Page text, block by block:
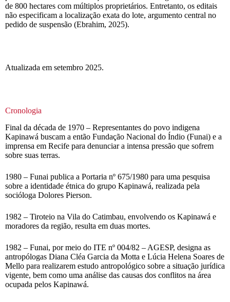
de 800 hectares com múltiplos proprietários. Entretanto, os editais
não especificam a localização exata do lote, argumento central no
pedido de suspensão (Ebrahim, 2025).
Atualizada em setembro 2025.
Cronologia
Final da década de 1970 – Representantes do povo indigena
Kapinawá buscam a então Fundação Nacional do Índio (Funai) e a
imprensa em Recife para denunciar a intensa pressão que sofrem
sobre suas terras.
1980 – Funai publica a Portaria nº 675/1980 para uma pesquisa
sobre a identidade étnica do grupo Kapinawá, realizada pela
socióloga Dolores Pierson.
1982 – Tiroteio na Vila do Catimbau, envolvendo os Kapinawá e
moradores da região, resulta em duas mortes.
1982 – Funai, por meio do ITE nº 004/82 – AGESP, designa as
antropólogas Diana Cléa Garcia da Motta e Lúcia Helena Soares de
Mello para realizarem estudo antropológico sobre a situação jurídica
vigente, bem como uma análise das causas dos conflitos na área
ocupada pelos Kapinawá.